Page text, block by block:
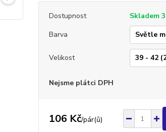
Dostupnost
Skladem
Barva
Velikost
Nejsme plátci DPH
106 Kč/pár(ů)